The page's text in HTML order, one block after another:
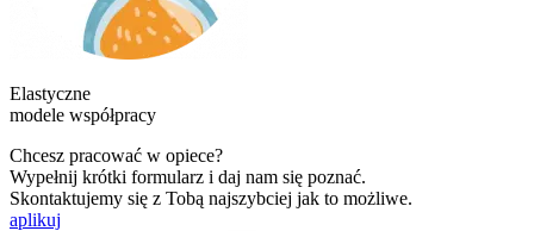
Elastyczne
modele współpracy
Chcesz pracować w opiece?
Wypełnij krótki formularz i daj nam się poznać.
Skontaktujemy się z Tobą najszybciej jak to możliwe.
aplikuj